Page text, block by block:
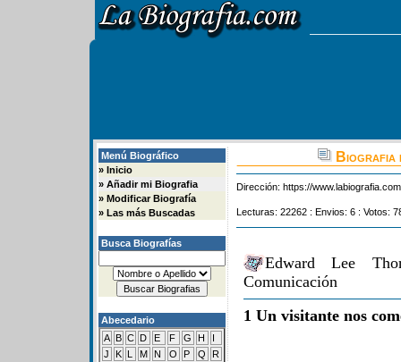
Menú Biográfico
» Inicio
» Añadir mi Biografia
» Modificar Biografía
» Las más Buscadas
Busca Biografías
Abecedario
A B C D E F G H
I
J
K L M N O P Q
R
Biografia
Dirección: https://
Lecturas: 22262 : Envios: 6 : Votos:
Edward Lee
Comunicación
1 Un visitante nos